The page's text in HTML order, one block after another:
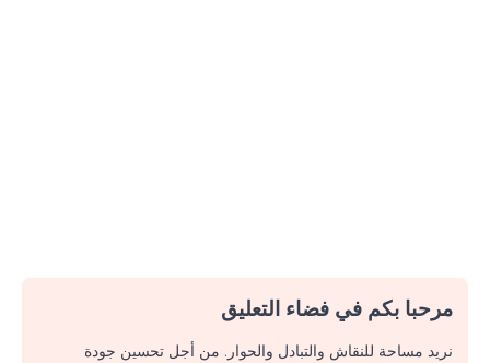
مرحبا بكم في فضاء التعليق
نريد مساحة للنقاش والتبادل والحوار. من أجل تحسين جودة